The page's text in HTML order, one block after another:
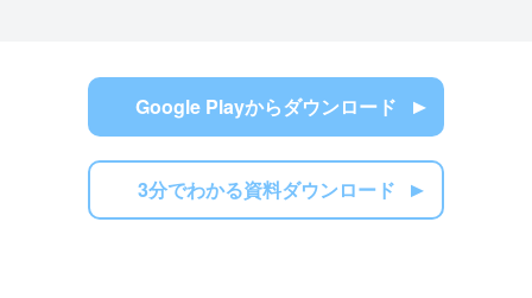
Google Playからダウンロード
3分でわかる資料ダウンロード